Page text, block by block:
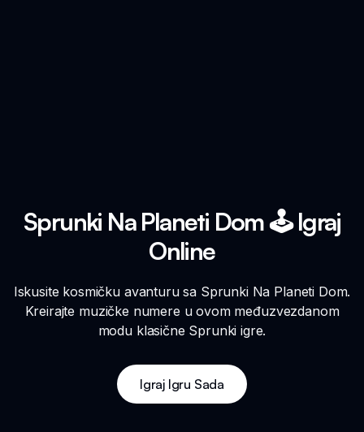
Sprunki Na Planeti Dom 🕹️ Igraj
Online
Iskusite kosmičku avanturu sa Sprunki Na Planeti Dom.
Kreirajte muzičke numere u ovom međuzvezdanom
modu klasične Sprunki igre.
Igraj Igru Sada